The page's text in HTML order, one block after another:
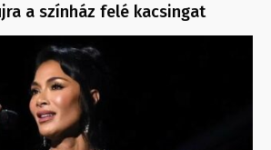
a színház felé kacsingat